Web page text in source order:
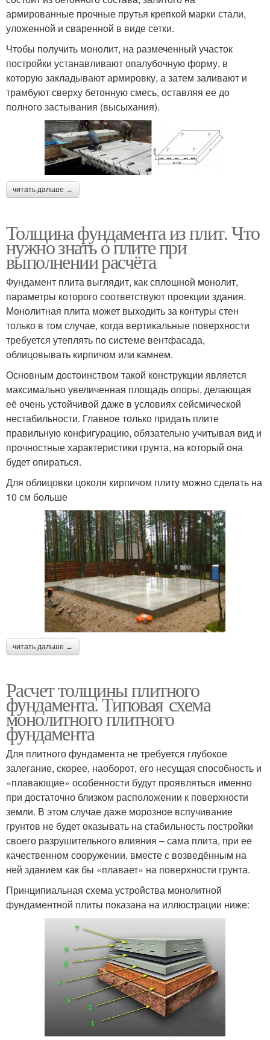
армированные прочные прутья крепкой марки стали,
уложенной и сваренной в виде сетки.
Чтобы получить монолит, на размеченный участок
постройки устанавливают опалубочную форму, в
которую закладывают армировку, а затем заливают и
трамбуют сверху бетонную смесь, оставляя ее до
полного застывания (высыхания).
читать дальше →
Толщина фундамента из плит. Что
нужно знать о плите при
выполнении расчёта
Фундамент плита выглядит, как сплошной монолит,
параметры которого соответствуют проекции здания.
Монолитная плита может выходить за контуры стен
только в том случае, когда вертикальные поверхности
требуется утеплять по системе вентфасада,
облицовывать кирпичом или камнем.
Основным достоинством такой конструкции является
максимально увеличенная площадь опоры, делающая
её очень устойчивой даже в условиях сейсмической
нестабильности. Главное только придать плите
правильную конфигурацию, обязательно учитывая вид и
прочностные характеристики грунта, на который она
будет опираться.
Для облицовки цоколя кирпичом плиту можно сделать на
10 см больше
читать дальше →
Расчет толщины плитного
фундамента. Типовая схема
монолитного плитного
фундамента
Для плитного фундамента не требуется глубокое
залегание, скорее, наоборот, его несущая способность и
«плавающие» особенности будут проявляться именно
при достаточно близком расположении к поверхности
земли. В этом случае даже морозное вспучивание
грунтов не будет оказывать на стабильность постройки
своего разрушительного влияния – сама плита, при ее
качественном сооружении, вместе с возведённым на
ней зданием как бы «плавает» на поверхности грунта.
Принципиальная схема устройства монолитной
фундаментной плиты показана на иллюстрации ниже: